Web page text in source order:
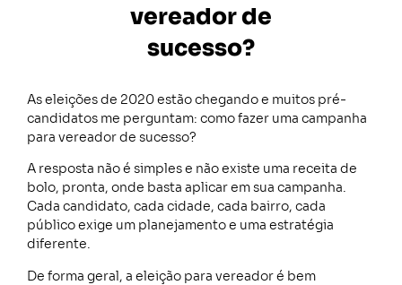
vereador de
sucesso?
As eleições de 2020 estão chegando e muitos pré-
candidatos me perguntam: como fazer uma campanha
para vereador de sucesso?
A resposta não é simples e não existe uma receita de
bolo, pronta, onde basta aplicar em sua campanha.
Cada candidato, cada cidade, cada bairro, cada
público exige um planejamento e uma estratégia
diferente.
De forma geral, a eleição para vereador é bem